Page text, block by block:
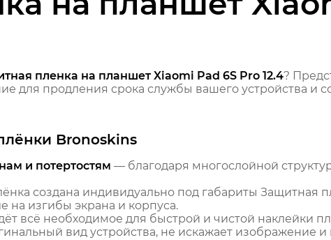
пленка на планшет Xiaomi Pad 6S Pro 12.4?
для продления срока службы вашего устройства и
Bronoskins
и потертостям — благодаря многослойной
создана индивидуально под габариты Защитная
на изгибы экрана и корпуса.
всё необходимое для быстрой и чистой наклейки
вид устройства, не искажает изображение и